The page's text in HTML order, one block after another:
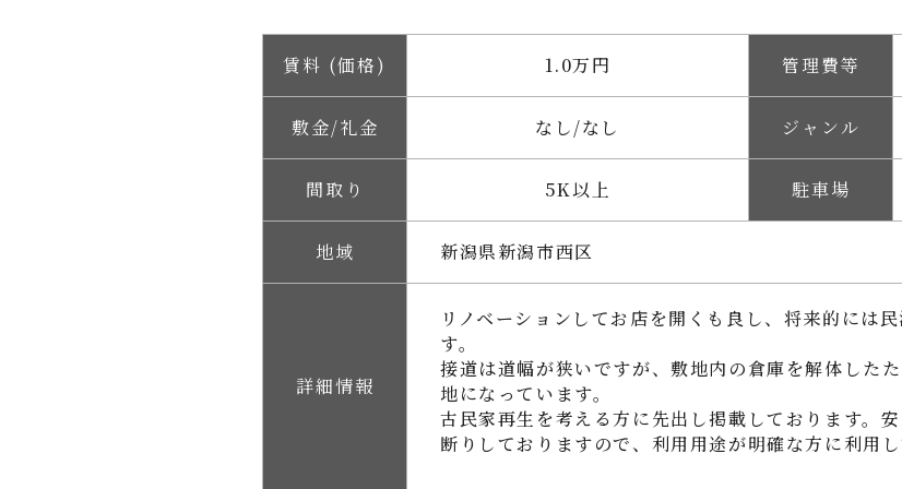
賃料 (価格) 1.0万円 管理費等
敷金/礼金 なし/なし ジャンル
間取り 5K以上 駐車場
地域 新潟県新潟市西区
詳細情報
リノベーションしてお店を開くも良し、将来的には
す。
接道は道幅が狭いですが、敷地内の倉庫を解体した
地になっています。
古民家再生を考える方に先出し掲載しております。
断りしておりますので、利用用途が明確な方に利用